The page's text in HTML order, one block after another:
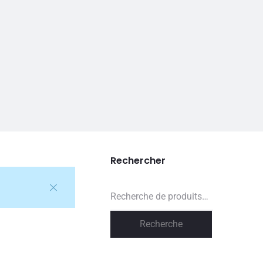
Rechercher
Recherche
pour :
Recherche